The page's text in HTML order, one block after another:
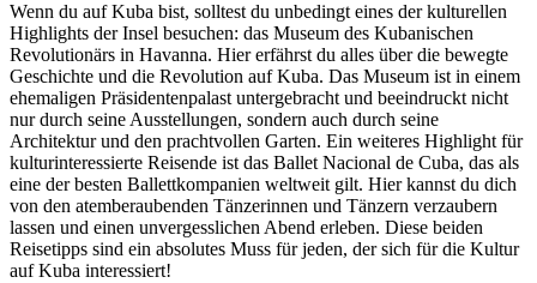
Wenn du auf Kuba bist, solltest du unbedingt eines der kulturellen
Highlights der Insel besuchen: das Museum des Kubanischen
Revolutionärs in Havanna. Hier erfährst du alles über die bewegte
Geschichte und die Revolution auf Kuba. Das Museum ist in einem
ehemaligen Präsidentenpalast untergebracht und beeindruckt nicht
nur durch seine Ausstellungen, sondern auch durch seine
Architektur und den prachtvollen Garten. Ein weiteres Highlight für
kulturinteressierte Reisende ist das Ballet Nacional de Cuba, das als
eine der besten Ballettkompanien weltweit gilt. Hier kannst du dich
von den atemberaubenden Tänzerinnen und Tänzern verzaubern
lassen und einen unvergesslichen Abend erleben. Diese beiden
Reisetipps sind ein absolutes Muss für jeden, der sich für die Kultur
auf Kuba interessiert!